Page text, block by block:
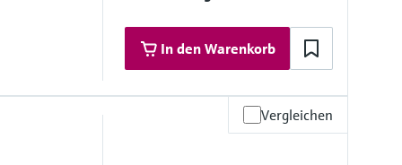
In den Warenkorb
Vergleichen